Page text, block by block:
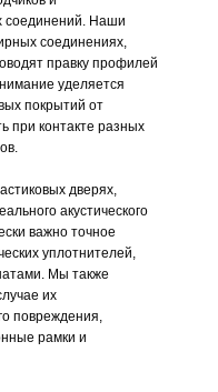
соединений. Наши
соединениях,
правку профилей
уделяется
покрытий от
при контакте разных
дверях,
акустического
важно точное
уплотнителей,
Мы также
их
повреждения,
рамки и